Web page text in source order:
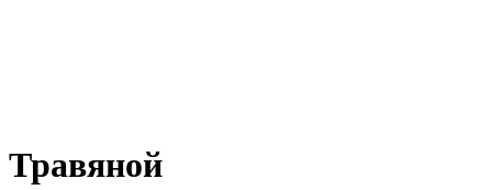
Травяной